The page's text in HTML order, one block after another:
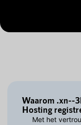
Waarom .xn--
Hosting
Met het